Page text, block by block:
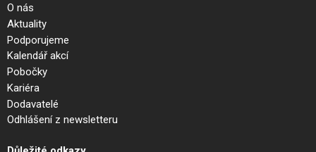
O nás
Aktuality
Podporujeme
Kalendář akcí
Pobočky
Kariéra
Dodavatelé
Odhlášení z newsletteru